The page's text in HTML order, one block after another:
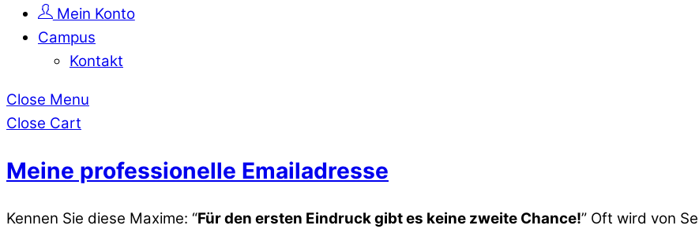
Mein Konto
Campus
Kontakt
Close Menu
Close Cart
Meine professionelle Emailadresse
Kennen Sie diese Maxime: “Für den ersten Eindruck gibt es keine zweite Chance!” Oft wird von